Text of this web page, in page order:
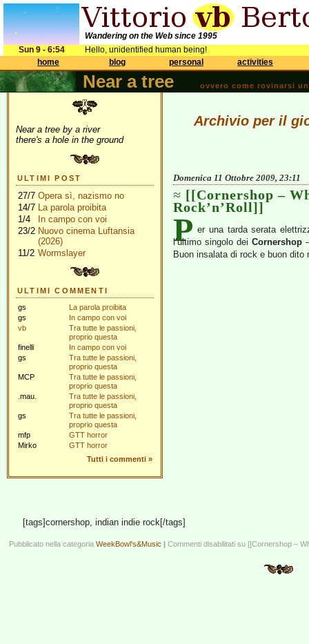
Wandering on the Web since 1995
Sun 9 - 6:54
Hello, unidentified human being!
home
blog personal activities
Near a tree ovvero come rovinarsi
Near a tree by a river
there's a hole in the ground
ULTIMI POST
27/7 Opera sì, nazismo no
14/7 La parola proibita
1/4
In campo con voi
23/2 Nuovo cinema Luftansia
(2026)
11/2 Wormslayer
ULTIMI COMMENTI
gs
La parola proibita
gs
In campo con voi
vb
Tra tutte le passioni,
proprio questa
finelli
In campo con voi
gs
Tra tutte le passioni,
proprio questa
MCP
Tra tutte le passioni,
proprio questa
.mau.
Tra tutte le passioni,
proprio questa
gs
Tra tutte le passioni,
proprio questa
mfp
GTT horror
Mirko
GTT horror
Tutti i commenti »
Archivio per il
Domenica 11 Ottobre 2009, 23:11
[[Cornershop –
Rock’n’Roll]]
P er una tarda serata
l’ultimo singolo dei Cornershop
Buon insalata di rock e buon dito
[tags]cornershop, indian indie rock[/tags]
Pubblicato nella categoria WeekBowl's&Music | Commenti disabilitati su [[Cornershop –